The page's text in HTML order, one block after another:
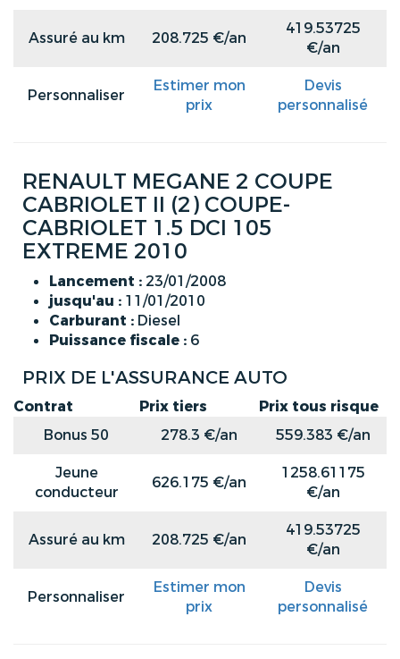
Assuré au km 208.725 €/an
419.53725
€/an
Personnaliser
Estimer mon
prix
Devis
personnalisé
RENAULT MEGANE 2 COUPE
CABRIOLET II (2) COUPE-
CABRIOLET 1.5 DCI 105
EXTREME 2010
Lancement : 23/01/2008
jusqu'au : 11/01/2010
Carburant : Diesel
Puissance fiscale : 6
PRIX DE L'ASSURANCE AUTO
Contrat Prix tiers
Prix tous risque
Bonus 50
278.3 €/an
559.383 €/an
Jeune
conducteur
626.175 €/an
1258.61175
€/an
Assuré au km 208.725 €/an
419.53725
€/an
Personnaliser
Estimer mon
prix
Devis
personnalisé